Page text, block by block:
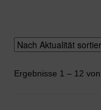
Ergebnisse 1 – 12